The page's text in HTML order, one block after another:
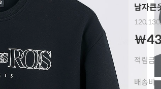
남자
￦
적립금
배송비